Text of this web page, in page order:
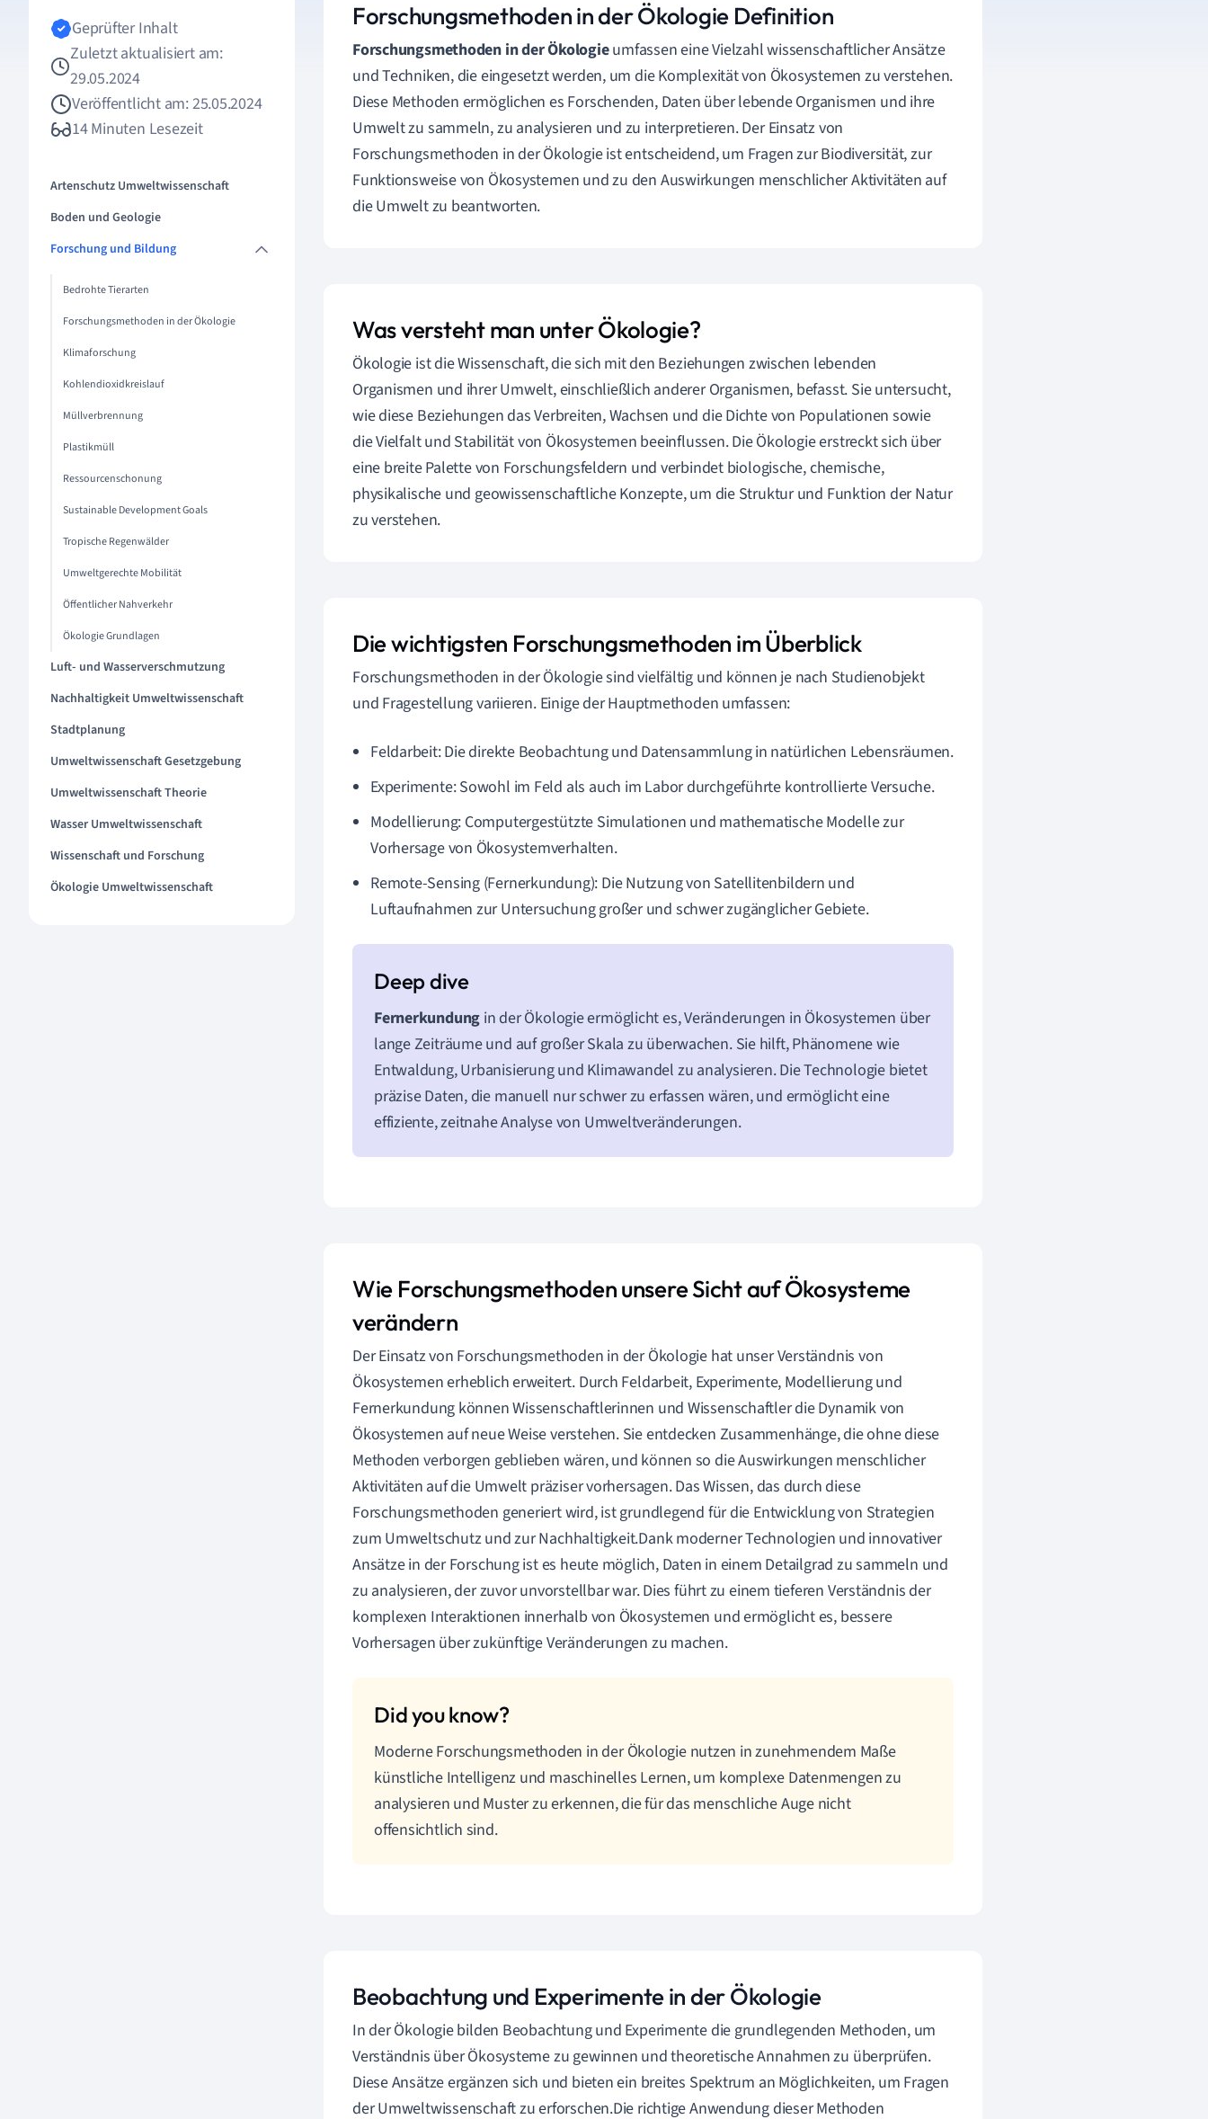
Geprüfter Inhalt
Zuletzt aktualisiert am:
29.05.2024
Veröffentlicht am: 25.05.2024
14 Minuten Lesezeit
Artenschutz Umweltwissenschaft
Boden und Geologie
Forschung und Bildung
Bedrohte Tierarten
Forschungsmethoden in der Ökologie
Klimaforschung
Kohlendioxidkreislauf
Müllverbrennung
Plastikmüll
Ressourcenschonung
Sustainable Development Goals
Tropische Regenwälder
Umweltgerechte Mobilität
Öffentlicher Nahverkehr
Ökologie Grundlagen
Luft- und Wasserverschmutzung
Nachhaltigkeit Umweltwissenschaft
Stadtplanung
Umweltwissenschaft Gesetzgebung
Umweltwissenschaft Theorie
Wasser Umweltwissenschaft
Wissenschaft und Forschung
Ökologie Umweltwissenschaft
Forschungsmethoden in der Ökologie Definition
Forschungsmethoden in der Ökologieumfassen eine Vielzahl wissenschaftlicher Ansätze
und Techniken, die eingesetzt werden, um die Komplexität von Ökosystemen zu verstehen.
Diese Methoden ermöglichen es Forschenden, Daten über lebende Organismen und ihre
Umwelt zu sammeln, zu analysieren und zu interpretieren. Der Einsatz von
Forschungsmethoden in der Ökologie ist entscheidend, um Fragen zur Biodiversität, zur
Funktionsweise von Ökosystemen und zu den Auswirkungen menschlicher Aktivitäten auf
die Umwelt zu beantworten.
Was versteht man unter Ökologie?
Ökologie ist die Wissenschaft, die sich mit den Beziehungen zwischen lebenden
Organismen und ihrer Umwelt, einschließlich anderer Organismen, befasst. Sie untersucht,
wie diese Beziehungen das Verbreiten, Wachsen und die Dichte von Populationen sowie
die Vielfalt und Stabilität von Ökosystemen beeinflussen. Die Ökologie erstreckt sich über
eine breite Palette von Forschungsfeldern und verbindet biologische, chemische,
physikalische und geowissenschaftliche Konzepte, um die Struktur und Funktion der Natur
zu verstehen.
Die wichtigsten Forschungsmethoden im Überblick
Forschungsmethoden in der Ökologie sind vielfältig und können je nach Studienobjekt
und Fragestellung variieren. Einige der Hauptmethoden umfassen:
Feldarbeit: Die direkte Beobachtung und Datensammlung in natürlichen Lebensräumen.
Experimente: Sowohl im Feld als auch im Labor durchgeführte kontrollierte Versuche.
Modellierung: Computergestützte Simulationen und mathematische Modelle zur
Vorhersage von Ökosystemverhalten.
Remote-Sensing (Fernerkundung): Die Nutzung von Satellitenbildern und
Luftaufnahmen zur Untersuchung großer und schwer zugänglicher Gebiete.
Fernerkundung in der Ökologie ermöglicht es, Veränderungen in Ökosystemen über
lange Zeiträume und auf großer Skala zu überwachen. Sie hilft, Phänomene wie
Entwaldung, Urbanisierung und Klimawandel zu analysieren. Die Technologie bietet
präzise Daten, die manuell nur schwer zu erfassen wären, und ermöglicht eine
effiziente, zeitnahe Analyse von Umweltveränderungen.
Wie Forschungsmethoden unsere Sicht auf Ökosysteme
verändern
Der Einsatz von Forschungsmethoden in der Ökologie hat unser Verständnis von
Ökosystemen erheblich erweitert. Durch Feldarbeit, Experimente, Modellierung und
Fernerkundung können Wissenschaftlerinnen und Wissenschaftler die Dynamik von
Ökosystemen auf neue Weise verstehen. Sie entdecken Zusammenhänge, die ohne diese
Methoden verborgen geblieben wären, und können so die Auswirkungen menschlicher
Aktivitäten auf die Umwelt präziser vorhersagen. Das Wissen, das durch diese
Forschungsmethoden generiert wird, ist grundlegend für die Entwicklung von Strategien
zum Umweltschutz und zur Nachhaltigkeit.Dank moderner Technologien und innovativer
Ansätze in der Forschung ist es heute möglich, Daten in einem Detailgrad zu sammeln und
zu analysieren, der zuvor unvorstellbar war. Dies führt zu einem tieferen Verständnis der
komplexen Interaktionen innerhalb von Ökosystemen und ermöglicht es, bessere
Vorhersagen über zukünftige Veränderungen zu machen.
Moderne Forschungsmethoden in der Ökologie nutzen in zunehmendem Maße
künstliche Intelligenz und maschinelles Lernen, um komplexe Datenmengen zu
analysieren und Muster zu erkennen, die für das menschliche Auge nicht
offensichtlich sind.
Beobachtung und Experimente in der Ökologie
In der Ökologie bilden Beobachtung und Experimente die grundlegenden Methoden, um
Verständnis über Ökosysteme zu gewinnen und theoretische Annahmen zu überprüfen.
Diese Ansätze ergänzen sich und bieten ein breites Spektrum an Möglichkeiten, um Fragen
der Umweltwissenschaft zu erforschen.Die richtige Anwendung dieser Methoden